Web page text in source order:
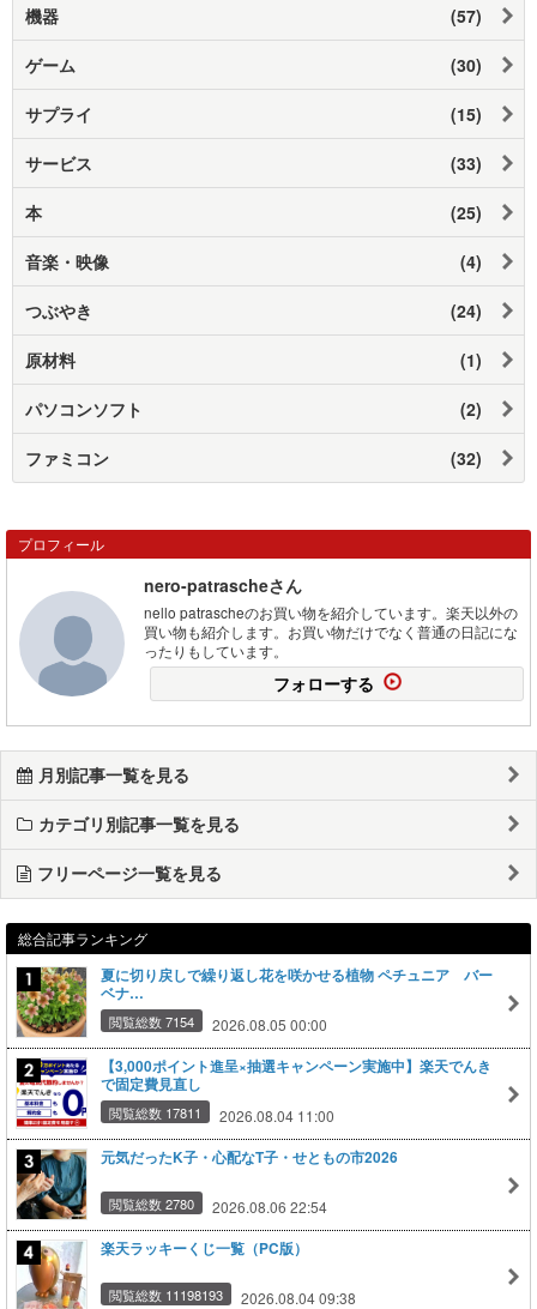
機器 (57)
ゲーム (30)
サプライ (15)
サービス (33)
本 (25)
音楽・映像 (4)
つぶやき (24)
原材料 (1)
パソコンソフト (2)
ファミコン (32)
プロフィール
nero-patrascheさん
nello patrascheのお買い物を紹介しています。楽天以外の
買い物も紹介します。お買い物だけでなく普通の日記にな
ったりもしています。
フォローする
月別記事一覧を見る
カテゴリ別記事一覧を見る
フリーページ一覧を見る
総合記事ランキング
夏に切り戻しで繰り返し花を咲かせる植物 ペチュニア バー
ベナ…
閲覧総数 7154 2026.08.05 00:00
【3,000ポイント進呈×抽選キャンペーン実施中】楽天でんき
で固定費見直し
閲覧総数 17811 2026.08.04 11:00
元気だったK子・心配なT子・せともの市2026
閲覧総数 2780 2026.08.06 22:54
楽天ラッキーくじ一覧（PC版）
閲覧総数 11198193 2026.08.04 09:38